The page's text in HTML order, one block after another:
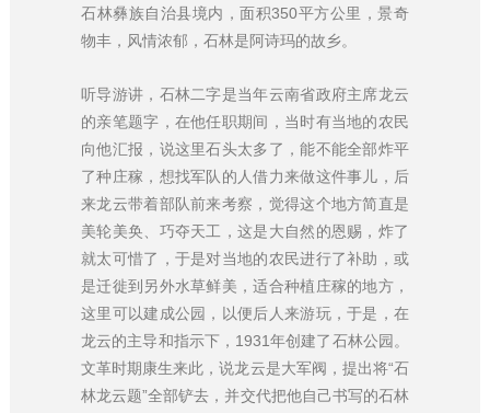
石林彝族自治县境内，面积350平方公里，景奇
物丰，风情浓郁，石林是阿诗玛的故乡。
听导游讲，石林二字是当年云南省政府主席龙云
的亲笔题字，在他任职期间，当时有当地的农民
向他汇报，说这里石头太多了，能不能全部炸平
了种庄稼，想找军队的人借力来做这件事儿，后
来龙云带着部队前来考察，觉得这个地方简直是
美轮美奂、巧夺天工，这是大自然的恩赐，炸了
就太可惜了，于是对当地的农民进行了补助，或
是迁徙到另外水草鲜美，适合种植庄稼的地方，
这里可以建成公园，以便后人来游玩，于是，在
龙云的主导和指示下，1931年创建了石林公园。
文革时期康生来此，说龙云是大军阀，提出将“石
林龙云题”全部铲去，并交代把他自己书写的石林